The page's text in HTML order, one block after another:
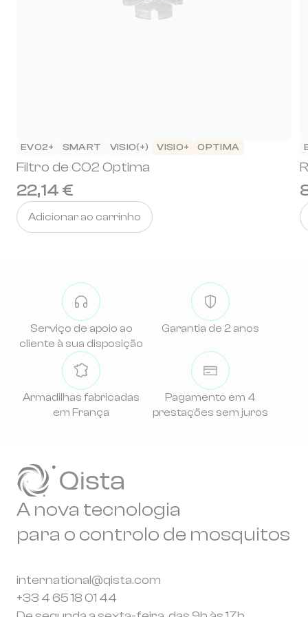
EVO2+ SMART VISIO(+) VISIO+ OPTIMA
Filtro de CO2 Optima
22,14 €
Adicionar ao carrinho
Serviço de apoio ao
cliente à sua disposição
Garantia de 2 anos
Armadilhas fabricadas
em França
Pagamento em 4
prestações sem juros
A nova tecnologia
para o controlo de mosquitos
international@qista.com
+33 4 65 18 01 44